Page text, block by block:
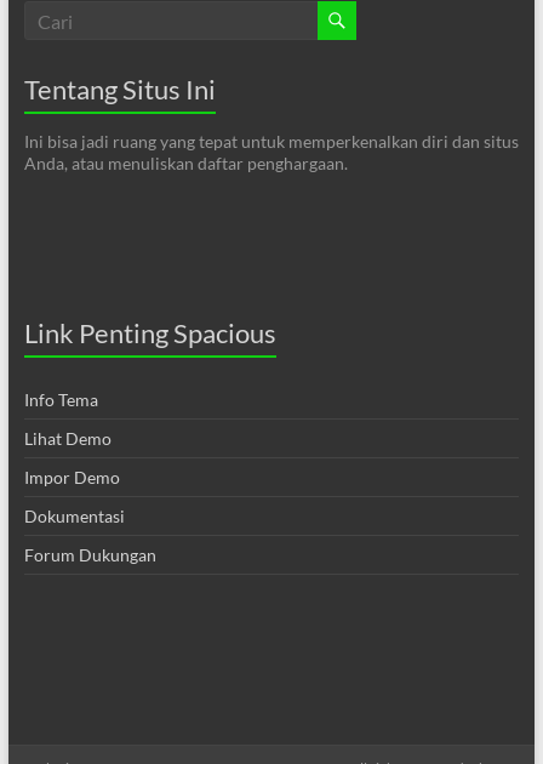
Tentang Situs Ini
Ini bisa jadi ruang yang tepat untuk memperkenalkan diri dan situs
Anda, atau menuliskan daftar penghargaan.
Link Penting Spacious
Info Tema
Lihat Demo
Impor Demo
Dokumentasi
Forum Dukungan